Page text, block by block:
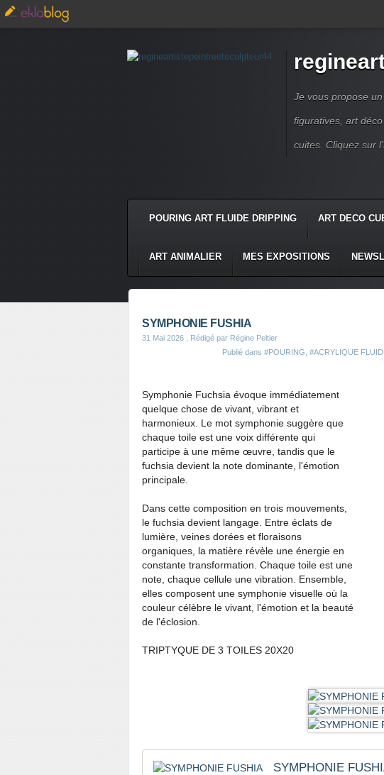
Je vous propose
figuratives, art
cuites. Cliquez sur
POURING ART FLUIDE DRIPPING ART DECO
ART ANIMALIER MES EXPOSITIONS
SYMPHONIE FUSHIA
31 Mai 2026 , Rédigé par Régine Peltier
Publié dans #POURING #ACRYLIQUE
Symphonie Fuchsia évoque immédiatement
quelque chose de vivant, vibrant et
harmonieux. Le mot symphonie suggère que
chaque toile est une voix différente qui
participe à une même œuvre, tandis que le
fuchsia devient la note dominante, l'émotion
principale.
Dans cette composition en trois mouvements,
le fuchsia devient langage. Entre éclats de
lumière, veines dorées et floraisons
organiques, la matière révèle une énergie en
constante transformation. Chaque toile est une
note, chaque cellule une vibration. Ensemble,
elles composent une symphonie visuelle où la
couleur célèbre le vivant, l'émotion et la beauté
de l'éclosion.
TRIPTYQUE DE 3 TOILES 20X20
SYMPHONIE